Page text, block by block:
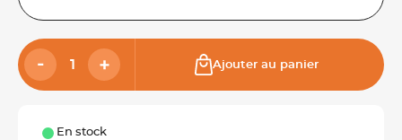
Ajouter au panier
En stock